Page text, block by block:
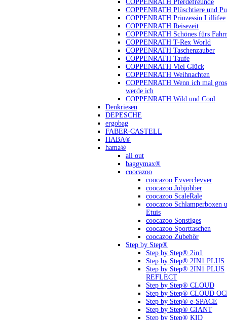
COPPENRATH Pferdefreunde
COPPENRATH Plüschtiere und
COPPENRATH Prinzessin Lillifee
COPPENRATH Reisezeit
COPPENRATH Schönes fürs
COPPENRATH T-Rex World
COPPENRATH Taschenzauber
COPPENRATH Taufe
COPPENRATH Viel Glück
COPPENRATH Weihnachten
COPPENRATH Wenn ich mal
werde ich
COPPENRATH Wild und Cool
Denkriesen
DEPESCHE
ergobag
FABER-CASTELL
HABA®
hama®
all out
baggymax®
coocazoo
coocazoo Evverclevver
coocazoo Jobjobber
coocazoo ScaleRale
coocazoo Schlamperboxen
Etuis
coocazoo Sonstiges
coocazoo Sporttaschen
coocazoo Zubehör
Step by Step®
Step by Step® 2in1
Step by Step® 2IN1 PLUS
Step by Step® 2IN1 PLUS
REFLECT
Step by Step® CLOUD
Step by Step® CLOUD
Step by Step® e-SPACE
Step by Step® GIANT
Step by Step® KID